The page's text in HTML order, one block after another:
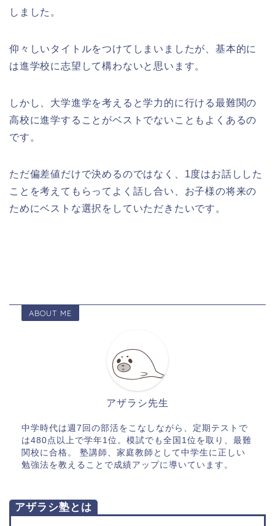
しました。
仰々しいタイトルをつけてしまいましたが、基本的に
は進学校に志望して構わないと思います。
しかし、大学進学を考えると学力的に行ける最難関の
高校に進学することがベストでないこともよくあるの
です。
ただ偏差値だけで決めるのではなく、1度はお話しした
ことを考えてもらってよく話し合い、お子様の将来の
ためにベストな選択をしていただきたいです。
ABOUT ME
アザラシ先生
中学時代は週7回の部活をこなしながら、定期テストで
は480点以上で学年1位。模試でも全国1位を取り、最難
関校に合格。 塾講師、家庭教師として中学生に正しい
勉強法を教えることで成績アップに導いています。
アザラシ塾とは